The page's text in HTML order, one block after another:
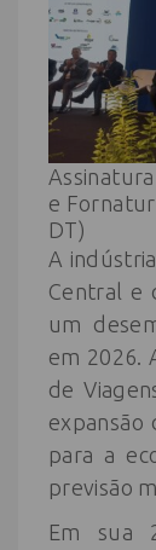
e
DT)
A
Central e
um
em 2026.
de
expansão
para a
previsão
Em sua